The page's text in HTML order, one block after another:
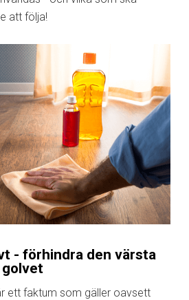
att följa!
- förhindra den värsta
ett faktum som gäller oavsett